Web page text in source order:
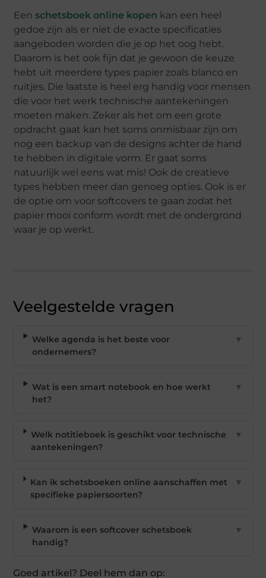
Een schetsboek online kopen kan een heel
gedoe zijn als er niet de exacte specificaties
aangeboden worden die je op het oog hebt.
Daarom is het ook fijn dat je gewoon de keuze
hebt uit meerdere types papier zoals blanco en
ruitjes. Die laatste is heel erg handig voor mensen
die voor het werk technische aantekeningen
moeten maken. Zeker als het om een grote
opdracht gaat kan het soms onmisbaar zijn om
nog een backup van de designs achter de hand
te hebben in digitale vorm. Er gaat soms
natuurlijk wel eens wat mis! Ook de creatieve
types hebben meer dan genoeg opties. Ook is er
de optie om voor softcovers te gaan zodat het
papier mooi conform wordt met de ondergrond
waar je op werkt.
Veelgestelde vragen
Welke agenda is het beste voor
ondernemers?
▼
Wat is een smart notebook en hoe werkt
het?
▼
Welk notitieboek is geschikt voor technische
aantekeningen?
▼
Kan ik schetsboeken online aanschaffen met
specifieke papiersoorten?
▼
Waarom is een softcover schetsboek
handig?
▼
Goed artikel? Deel hem dan op: